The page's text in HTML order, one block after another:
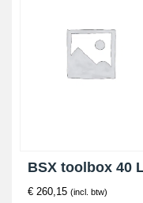
BSX toolbox 40
€ 260,15 (incl. btw)